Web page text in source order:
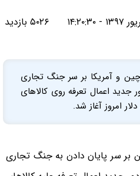
۵۰۲۶ بازدید
و آمریکا بر سر جنگ تجاری
جدید اعمال تعرفه روی کالاهای
بر سر پایان دادن به جنگ تجاری